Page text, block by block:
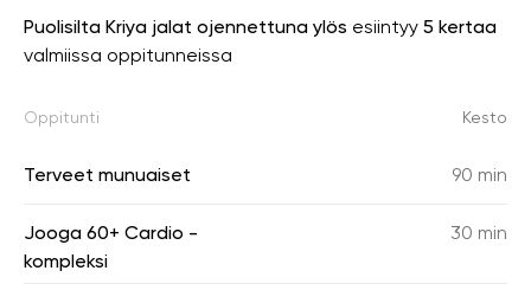
Puolisilta Kriya jalat ojennettuna ylös esiintyy 5 kertaa
valmiissa oppitunneissa
Oppitunti Kesto
Terveet munuaiset 90 min
Jooga 60+ Cardio -
kompleksi
30 min